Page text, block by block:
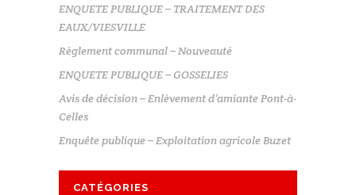
ENQUETE PUBLIQUE – TRAITEMENT DES
EAUX/VIESVILLE
Règlement communal – Nouveauté
ENQUETE PUBLIQUE – GOSSELIES
Avis de décision – Enlèvement d’amiante Pont-à-
Celles
Enquête publique – Exploitation agricole Buzet
CATÉGORIES